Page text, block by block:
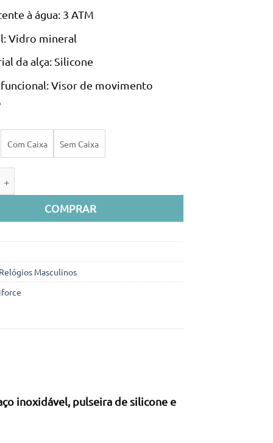
à água: 3 ATM
Vidro mineral
da alça: Silicone
Visor de movimento
Com Caixa Sem Caixa
COMPRAR
Masculinos
inoxidável, pulseira de silicone e